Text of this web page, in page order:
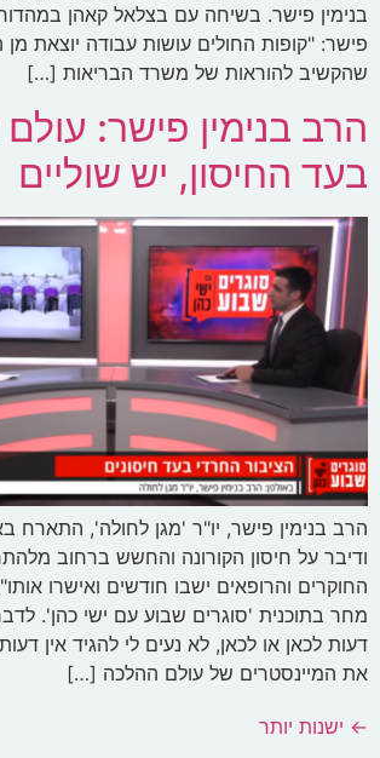
בנימין פישר. בשיחה עם בצלאל קאהן
פישר: "קופות החולים עושות עבודה יוצאת מן
שהקשיב להוראות של משרד הבריאות […]
הרב בנימין פישר:
בעד החיסון, יש שוליים
הרב בנימין פישר, יו"ר 'מגן לחולה', התארח
ודיבר על חיסון הקורונה והחשש ברחוב
החוקרים והרופאים ישבו חודשים ואישרו
מחר בתוכנית 'סוגרים שבוע עם ישי כהן'.
דעות לכאן או לכאן, לא נעים לי להגיד אין
את המיינסטרים של עולם ההלכה […]
← ישנות יותר